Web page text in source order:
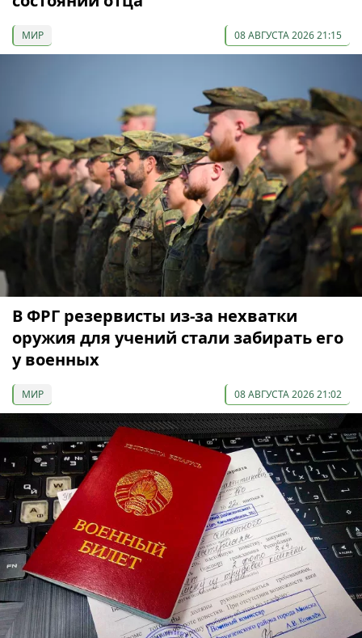
МИР 08 АВГУСТА 2026 21:15
В ФРГ резервисты из-за нехватки
оружия для учений стали забирать его
у военных
МИР 08 АВГУСТА 2026 21:02